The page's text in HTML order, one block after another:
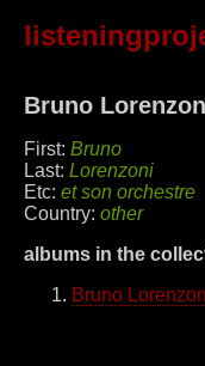
Bruno
First: Bruno
Last: Lorenzoni
Etc: et son orchestre
Country: other
albums in the
Bruno